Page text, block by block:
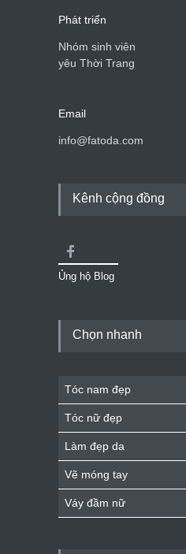
Phát triển
Nhóm sinh viên
yêu Thời Trang
Email
info@fatoda.com
Kênh cộng đồng
Ủng hộ Blog
Chọn nhanh
Tóc nam đẹp
Tóc nữ đẹp
Làm đẹp da
Vẽ móng tay
Váy đầm nữ